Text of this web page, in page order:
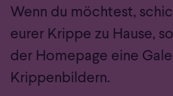
Wenn du möchtest,
eurer Krippe zu Hause,
der Homepage eine
Krippenbildern.